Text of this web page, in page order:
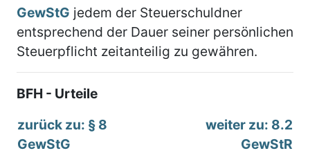
GewStG jedem der Steuerschuldner
entsprechend der Dauer seiner persönlichen
Steuerpflicht zeitanteilig zu gewähren.
BFH - Urteile
zurück zu: § 8
GewStG
weiter zu: 8.2
GewStR